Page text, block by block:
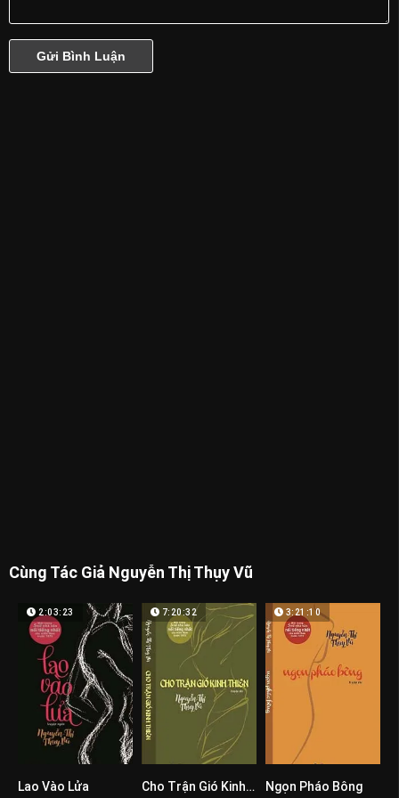
Cùng Tác Giả Nguyễn Thị Thụy Vũ
2:03:23
Lao Vào Lửa 0
7:20:32
Cho Trận Gió Kinh Thiên
3:21:10
Ngọn Pháo Bông